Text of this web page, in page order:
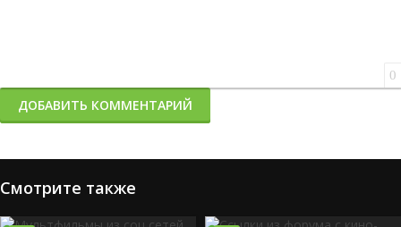
0
ДОБАВИТЬ КОММЕНТАРИЙ
Смотрите также